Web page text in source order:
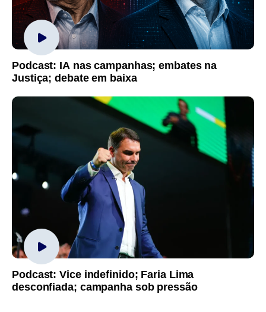
Podcast: IA nas campanhas; embates na
Justiça; debate em baixa
Podcast: Vice indefinido; Faria Lima
desconfiada; campanha sob pressão